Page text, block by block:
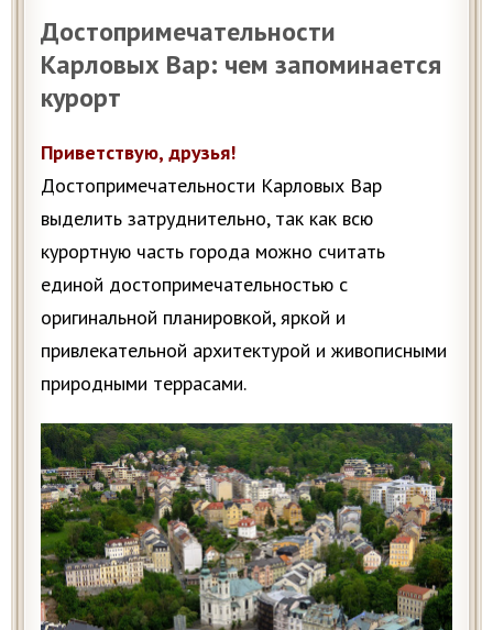
Достопримечательности
Карловых Вар: чем запоминается
курорт
Приветствую, друзья!
Достопримечательности Карловых Вар
выделить затруднительно, так как всю
курортную часть города можно считать
единой достопримечательностью c
оригинальной планировкой, яркой и
привлекательной архитектурой и живописными
природными террасами.